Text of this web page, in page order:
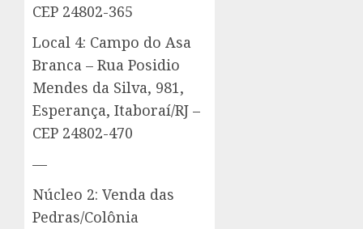
CEP 24802-365
Local 4: Campo do Asa
Branca – Rua Posidio
Mendes da Silva, 981,
Esperança, Itaboraí/RJ –
CEP 24802-470
—
Núcleo 2: Venda das
Pedras/Colônia